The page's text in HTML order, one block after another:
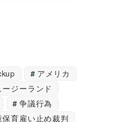
アメリカ
ージーランド
争議行為
育雇い止め裁判